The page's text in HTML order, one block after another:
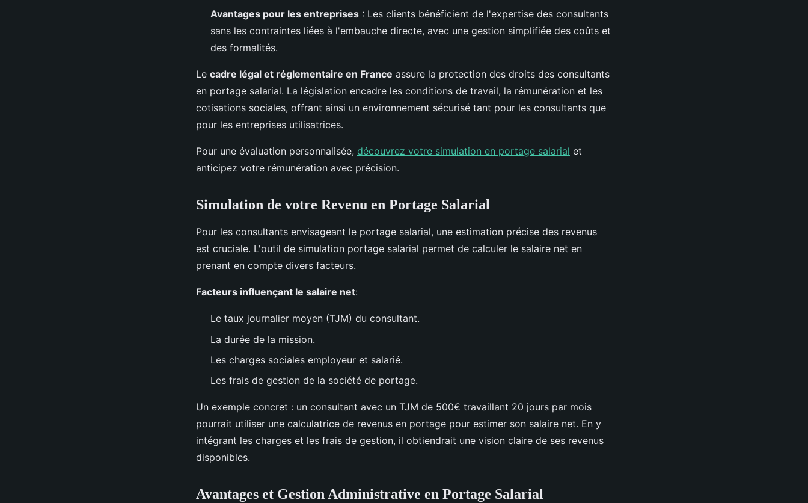
Avantages pour les entreprises : Les clients bénéficient de l'expertise des consultants
sans les contraintes liées à l'embauche directe, avec une gestion simplifiée des coûts et
des formalités.
Le cadre légal et réglementaire en France assure la protection des droits des consultants
en portage salarial. La législation encadre les conditions de travail, la rémunération et les
cotisations sociales, offrant ainsi un environnement sécurisé tant pour les consultants que
pour les entreprises utilisatrices.
Pour une évaluation personnalisée, découvrez votre simulation en portage salarial et
anticipez votre rémunération avec précision.
Simulation de votre Revenu en Portage Salarial
Pour les consultants envisageant le portage salarial, une estimation précise des revenus
est cruciale. L'outil de simulation portage salarial permet de calculer le salaire net en
prenant en compte divers facteurs.
Facteurs influençant le salaire net:
Le taux journalier moyen (TJM) du consultant.
La durée de la mission.
Les charges sociales employeur et salarié.
Les frais de gestion de la société de portage.
Un exemple concret : un consultant avec un TJM de 500€ travaillant 20 jours par mois
pourrait utiliser une calculatrice de revenus en portage pour estimer son salaire net. En y
intégrant les charges et les frais de gestion, il obtiendrait une vision claire de ses revenus
disponibles.
Avantages et Gestion Administrative en Portage Salarial